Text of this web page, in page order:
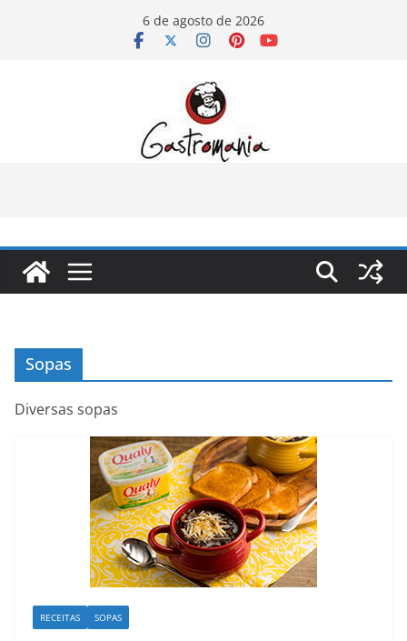
6 de agosto de 2026
Sopas
Diversas sopas
RECEITAS SOPAS